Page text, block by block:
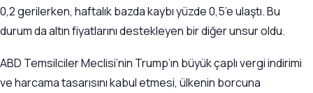
0,2 gerilerken, haftalık bazda kaybı yüzde 0,5’e ulaştı. Bu
durum da altın fiyatlarını destekleyen bir diğer unsur oldu.
ABD Temsilciler Meclisi’nin Trump’ın büyük çaplı vergi indirimi
ve harcama tasarısını kabul etmesi, ülkenin borcuna